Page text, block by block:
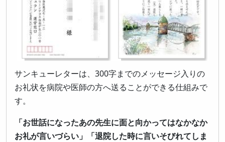
サンキューレターは、300字までのメッセージ入りの
お礼状を病院や医師の方へ送ることができる仕組みで
す。
「お世話になったあの先生に面と向かってはなかなか
お礼が言いづらい」「退院した時に言いそびれてしま